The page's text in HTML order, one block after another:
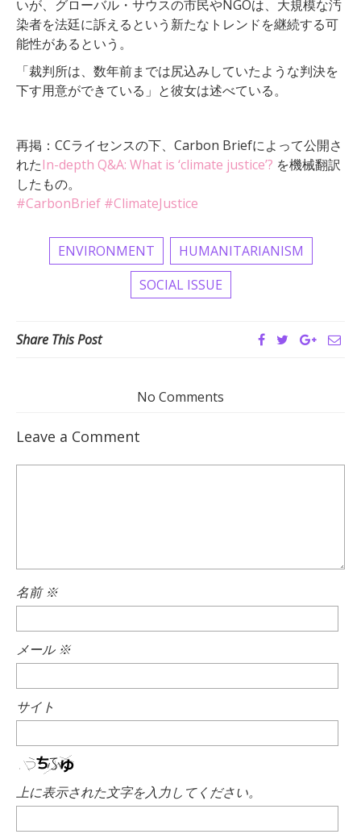
いが、グローバル・サウスの市民やNGOは、大規模な汚
染者を法廷に訴えるという新たなトレンドを継続する可
能性があるという。
「裁判所は、数年前までは尻込みしていたような判決を
下す用意ができている」と彼女は述べている。
再掲：CCライセンスの下、Carbon Briefによって公開さ
れたIn-depth Q&A: What is ‘climate justice’? を機械翻訳
したもの。
#CarbonBrief #ClimateJustice
ENVIRONMENT
HUMANITARIANISM
SOCIAL ISSUE
Share This Post
No Comments
Leave a Comment
名前※
メール ※
サイト
上に表示された文字を入力してください。